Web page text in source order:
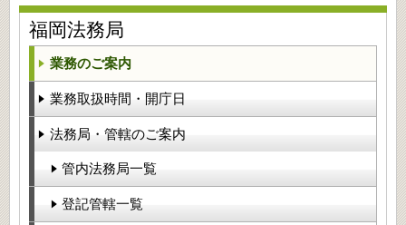
福岡法務局
業務のご案内
業務取扱時間・開庁日
法務局・管轄のご案内
管内法務局一覧
登記管轄一覧